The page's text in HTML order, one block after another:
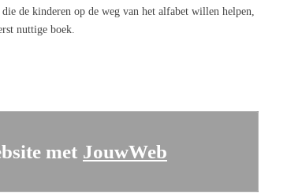
de kinderen op de weg van het alfabet willen helpen,
nuttige boek.
met JouwWeb